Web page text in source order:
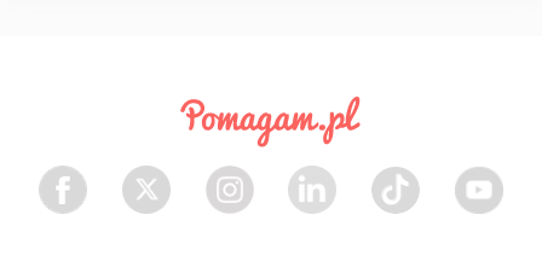
Facebook Twitter Instagram LinkedIn TikTok Youtube